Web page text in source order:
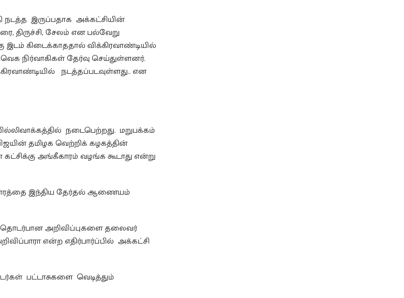
நடத்த இருப்பதாக அக்கட்சியின்
திருச்சி, சேலம் என பல்வேறு
கிடைக்காததால் விக்கிரவாண்டியில்
நிர்வாகிகள் தேர்வு செய்துள்ளனர்.
நடத்தப்படவுள்ளது.. என
நடைபெற்றது. மறுபக்கம்
தமிழக வெற்றிக் கழகத்தின்
அங்கீகாரம் வழங்க கூடாது என்று
இந்திய தேர்தல் ஆணையம்
அறிவிப்புகளை தலைவர்
என்ற எதிர்பார்ப்பில் அக்கட்சி
பட்டாசுகளை வெடித்தும்